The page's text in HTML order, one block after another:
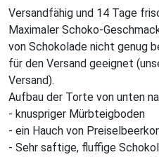
Versandfähig und 14 Tage
Maximaler Schoko-
von Schokolade nicht genug
für den Versand geeignet
Versand).
Aufbau der Torte von unten
- knuspriger Mürbteigboden
- ein Hauch von
- Sehr saftige, fluffige